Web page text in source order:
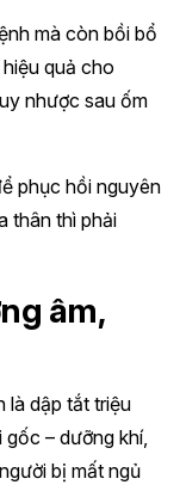
mà còn bồi bổ
quả cho
nhược sau ốm
phục hồi nguyên
thân thì phải
âm,
là dập tắt triệu
– dưỡng khí,
bị mất ngủ